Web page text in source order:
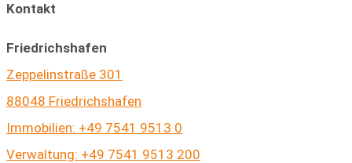
Kontakt
Friedrichshafen
Zeppelinstraße 301
88048 Friedrichshafen
Immobilien: +49 7541 9513 0
Verwaltung: +49 7541 9513 200